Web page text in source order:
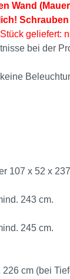
Wand
geliefert:
bei der
107 x 52 x
243 cm.
245 cm.
cm (bei